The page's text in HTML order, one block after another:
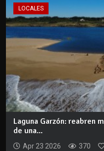
LOCALES
Laguna Garzón: reabren
de una...
Apr 23 2026 370